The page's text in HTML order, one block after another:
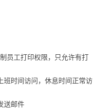
员工打印权限，只允许有打
班时间访问，休息时间正常访
送邮件